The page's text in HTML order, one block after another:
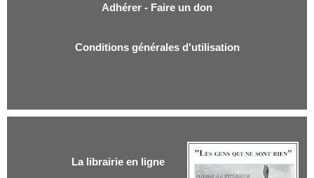
Adhérer - Faire un don
Conditions générales d'utilisation
La librairie en ligne